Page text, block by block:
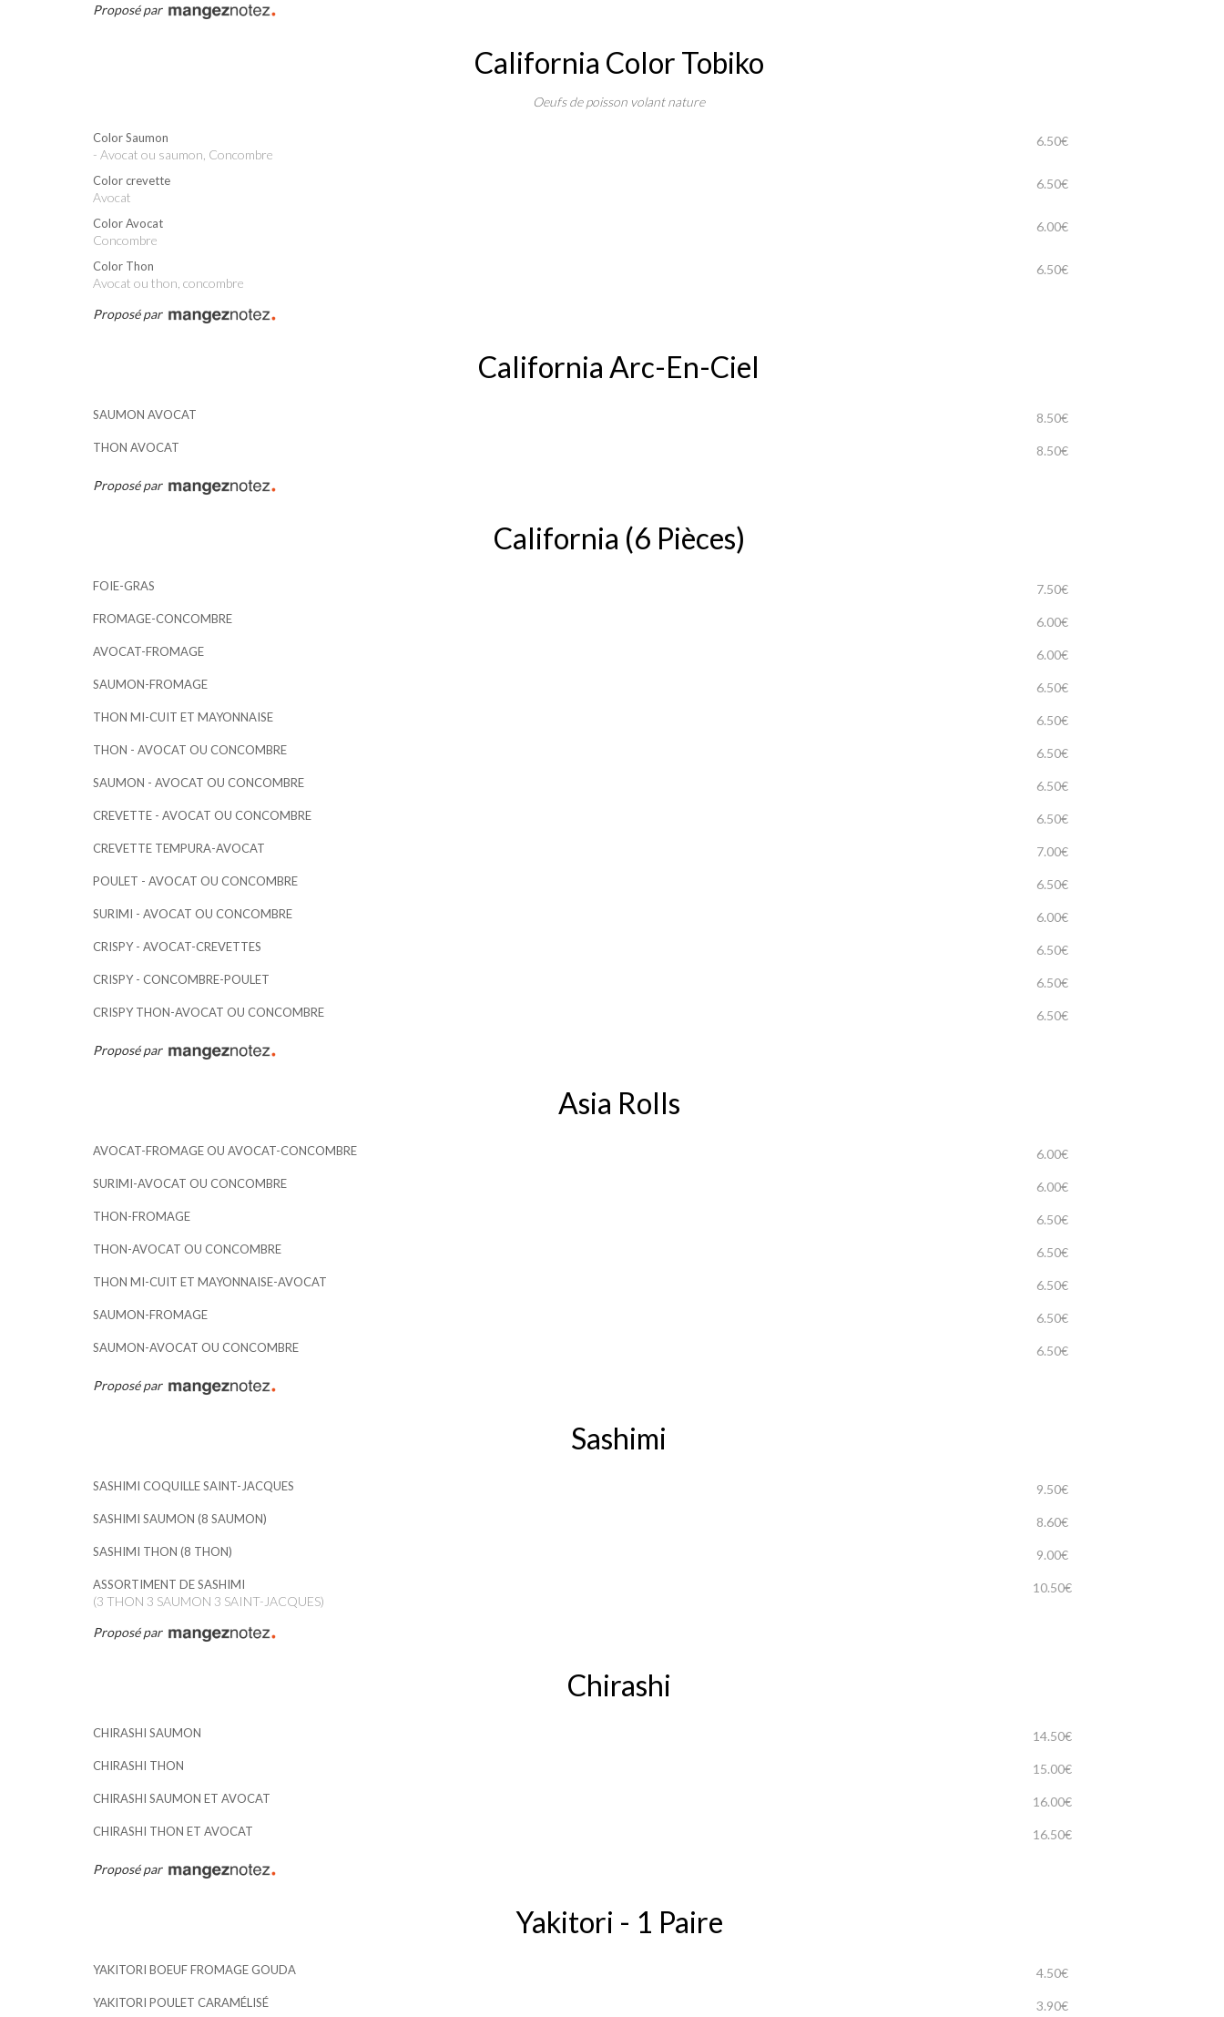
Proposé par
California Color Tobiko
Oeufs de poisson volant nature
Color Saumon
- Avocat ou saumon, Concombre
6.50€
Color crevette
Avocat
6.50€
Color Avocat
Concombre
6.00€
Color Thon
Avocat ou thon, concombre
6.50€
Proposé par
California Arc-En-Ciel
SAUMON AVOCAT 8.50€
THON AVOCAT 8.50€
Proposé par
California (6 Pièces)
FOIE-GRAS 7.50€
FROMAGE-CONCOMBRE 6.00€
AVOCAT-FROMAGE 6.00€
SAUMON-FROMAGE 6.50€
THON MI-CUIT ET MAYONNAISE 6.50€
THON - AVOCAT OU CONCOMBRE 6.50€
SAUMON - AVOCAT OU CONCOMBRE 6.50€
CREVETTE - AVOCAT OU CONCOMBRE 6.50€
CREVETTE TEMPURA-AVOCAT 7.00€
POULET - AVOCAT OU CONCOMBRE 6.50€
SURIMI - AVOCAT OU CONCOMBRE 6.00€
CRISPY - AVOCAT-CREVETTES 6.50€
CRISPY - CONCOMBRE-POULET 6.50€
CRISPY THON-AVOCAT OU CONCOMBRE 6.50€
Proposé par
Asia Rolls
AVOCAT-FROMAGE OU AVOCAT-CONCOMBRE 6.00€
SURIMI-AVOCAT OU CONCOMBRE 6.00€
THON-FROMAGE 6.50€
THON-AVOCAT OU CONCOMBRE 6.50€
THON MI-CUIT ET MAYONNAISE-AVOCAT 6.50€
SAUMON-FROMAGE 6.50€
SAUMON-AVOCAT OU CONCOMBRE 6.50€
Proposé par
Sashimi
SASHIMI COQUILLE SAINT-JACQUES 9.50€
SASHIMI SAUMON (8 SAUMON) 8.60€
SASHIMI THON (8 THON) 9.00€
ASSORTIMENT DE SASHIMI
(3 THON 3 SAUMON 3 SAINT-JACQUES)
10.50€
Proposé par
Chirashi
CHIRASHI SAUMON 14.50€
CHIRASHI THON 15.00€
CHIRASHI SAUMON ET AVOCAT 16.00€
CHIRASHI THON ET AVOCAT 16.50€
Proposé par
Yakitori - 1 Paire
YAKITORI BOEUF FROMAGE GOUDA 4.50€
YAKITORI POULET CARAMÉLISÉ 3.90€